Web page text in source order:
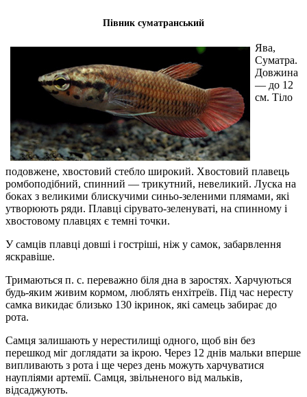
Півник суматранський
Ява,
Суматра.
Довжина
— до 12
см. Тіло
подовжене, хвостовий стебло широкий. Хвостовий плавець
ромбоподібний, спинний — трикутний, невеликий. Луска на
боках з великими блискучими синьо-зеленими плямами, які
утворюють ряди. Плавці сірувато-зеленуваті, на спинному і
хвостовому плавцях є темні точки.
У самців плавці довші і гостріші, ніж у самок, забарвлення
яскравіше.
Тримаються п. с. переважно біля дна в заростях. Харчуються
будь-яким живим кормом, люблять енхітреїв. Під час нересту
самка викидає близько 130 ікринок, які самець забирає до
рота.
Самця залишають у нерестилищі одного, щоб він без
перешкод міг доглядати за ікрою. Через 12 днів мальки вперше
випливають з рота і ще через день можуть харчуватися
наупліями артемії. Самця, звільненого від мальків,
відсаджують.